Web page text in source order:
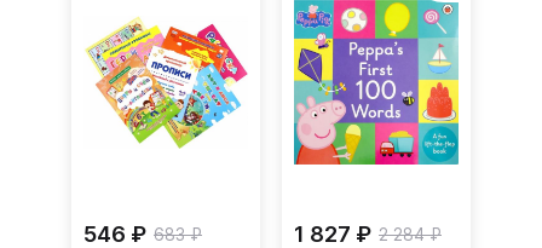
546 ₽ 683 ₽ 1 827 ₽ 2 284 ₽